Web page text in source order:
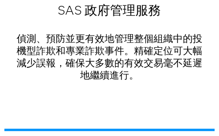
SAS 政府管理服務
偵測、預防並更有效地管理整個組織中的投
機型詐欺和專業詐欺事件。精確定位可大幅
減少誤報，確保大多數的有效交易毫不延遲
地繼續進行。